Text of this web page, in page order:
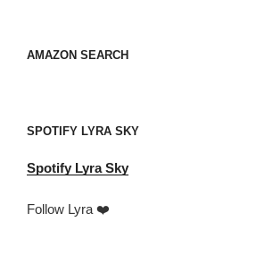
your
AMAZON SEARCH
SPOTIFY LYRA SKY
Spotify Lyra Sky
Follow Lyra ❤️